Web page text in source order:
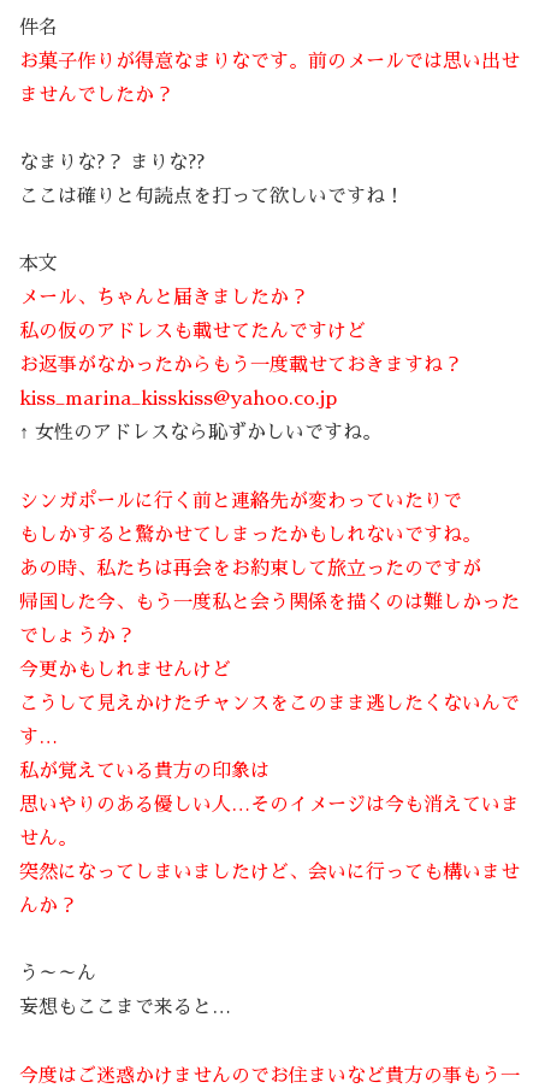
件名
お菓子作りが得意なまりなです。前のメールでは思い出せ
ませんでしたか？
なまりな?？ まりな??
ここは確りと句読点を打って欲しいですね！
本文
メール、ちゃんと届きましたか？
私の仮のアドレスも載せてたんですけど
お返事がなかったからもう一度載せておきますね？
kiss_marina_kisskiss@yahoo.co.jp
↑ 女性のアドレスなら恥ずかしいですね。
シンガポールに行く前と連絡先が変わっていたりで
もしかすると驚かせてしまったかもしれないですね。
あの時、私たちは再会をお約束して旅立ったのですが
帰国した今、もう一度私と会う関係を描くのは難しかった
でしょうか？
今更かもしれませんけど
こうして見えかけたチャンスをこのまま逃したくないんで
す…
私が覚えている貴方の印象は
思いやりのある優しい人…そのイメージは今も消えていま
せん。
突然になってしまいましたけど、会いに行っても構いませ
んか？
う～～ん
妄想もここまで来ると…
今度はご迷惑かけませんのでお住まいなど貴方の事もう一